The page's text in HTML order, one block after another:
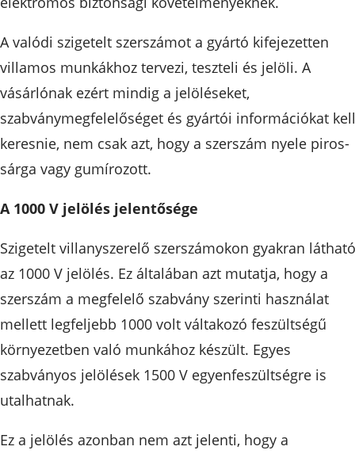
A valódi szigetelt szerszámot a gyártó kifejezetten
villamos munkákhoz tervezi, teszteli és jelöli. A
vásárlónak ezért mindig a jelöléseket,
szabványmegfelelőséget és gyártói információkat kell
keresnie, nem csak azt, hogy a szerszám nyele piros-
sárga vagy gumírozott.
A 1000 V jelölés jelentősége
Szigetelt villanyszerelő szerszámokon gyakran látható
az 1000 V jelölés. Ez általában azt mutatja, hogy a
szerszám a megfelelő szabvány szerinti használat
mellett legfeljebb 1000 volt váltakozó feszültségű
környezetben való munkához készült. Egyes
szabványos jelölések 1500 V egyenfeszültségre is
utalhatnak.
Ez a jelölés azonban nem azt jelenti, hogy a